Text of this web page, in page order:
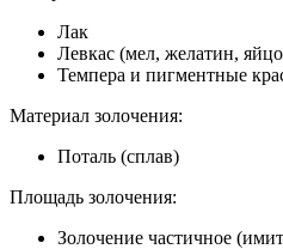
Лак
Левкас (мел, желатин,
Темпера и пигментные
Материал золочения:
Поталь (сплав)
Площадь золочения:
Золочение частичное